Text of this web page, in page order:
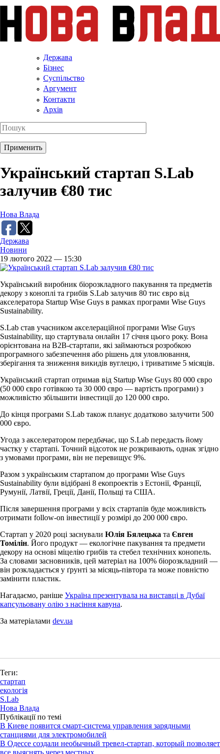
Держава
Бізнес
Суспільство
Аргумент
Контакти
Архів
Український стартап S.Lab
залучив €80 тис
Нова Влада
Держава
Новини
19 лютого 2022 — 15:30
Український виробник біорозкладного пакування та предметів
декору з коноплі та грибів S.Lab залучив 80 тис євро від
акселератора Startup Wise Guys в рамках програми Wise Guys
Sustainability.
S.Lab став учасником акселераційної програми Wise Guys
Sustainability, що стартувала онлайн 17 січня цього року. Вона
орієнтована на B2B-стартапи, які займаються розробкою
програмного забезпечення або рішень для уловлювання,
зберігання та зниження викидів вуглецю, і триватиме 5 місяців.
Український стартап отримав від Startup Wise Guys 80 000 євро
(50 000 євро готівкою та 30 000 євро — вартість програми) з
можливістю збільшити інвестиції до 120 000 євро.
До кінця програми S.Lab також планує додатково залучити 500
000 євро.
Угода з акселератором передбачає, що S.Lab передасть йому
частку у стартапі. Точний відсоток не розкривають, однак згідно
з умовами програми, він не перевищує 9%.
Разом з українським стартапом до програми Wise Guys
Sustainability були відібрані 8 екопроектів з Естонії, Франції,
Румунії, Латвії, Греції, Данії, Польщі та США.
Після завершення програми у всіх стартапів буде можливість
отримати follow-on інвестиції у розмірі до 200 000 євро.
Стартап у 2020 році заснували Юлія Бялецька та Євген
Томілін. Його продукт — екологічне пакування та предмети
декору на основі міцелію грибів та стебел технічних конопель.
За словами засновників, цей матеріал на 100% біорозкладний —
він розкладається у ґрунті за місяць-півтора та може повністю
замінити пластик.
Нагадаємо, раніше Україна презентувала на виставці в Дубаї
капсульовану олію з насіння кавуна.
За матеріалами dev.ua
Теги:
стартап
екологія
S.Lab
Нова Влада
Публікації по темі
В Киеве появится смарт-система управления зарядными
станциями для электромобилей
В Одессе создали необычный тревел-стартап, который позволяет
все выяснять через местных